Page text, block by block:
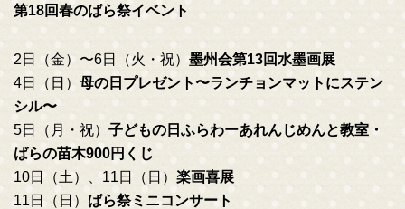
第18回春のばら祭イベント
2日（金）〜6日（火・祝） 墨州会第13回水墨画展
4日（日） 母の日プレゼント〜ランチョンマットにステン
シル〜
5日（月・祝） 子どもの日ふらわーあれんじめんと教室・
ばらの苗木900円くじ
10日（土）、11日（日） 楽画喜展
11日（日） ばら祭ミニコンサート